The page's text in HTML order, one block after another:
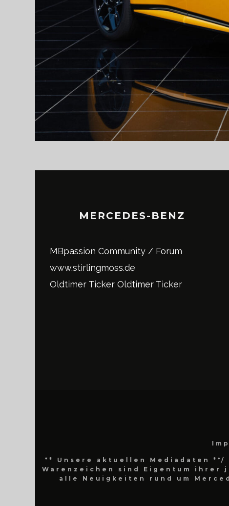
MERCEDES-BENZ
MBpassion Community / Forum
www.stirlingmoss.de
Oldtimer Ticker Oldtimer Ticker
** Unsere aktuellen Mediadaten **/
Warenzeichen sind Eigentum ihrer
alle Neuigkeiten rund um